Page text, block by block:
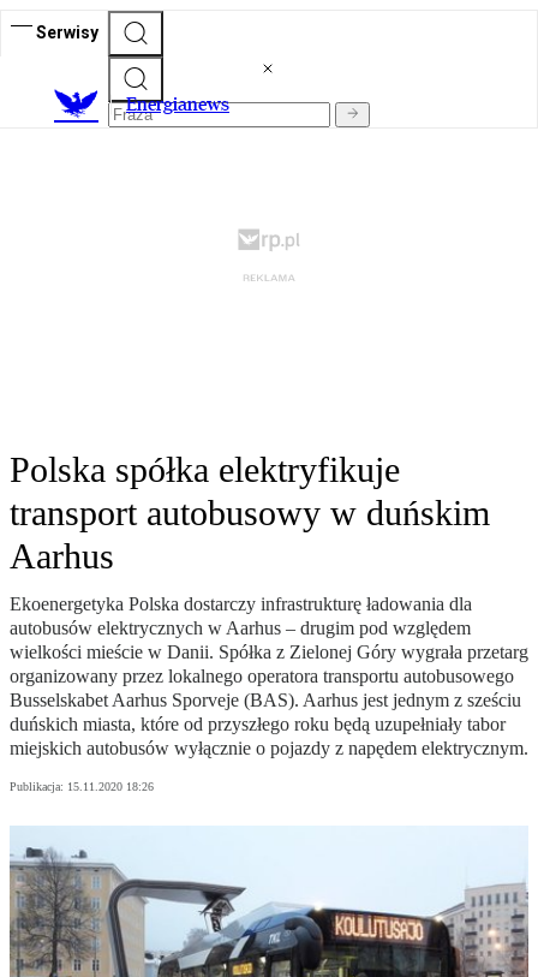
Serwisy
Energianews
Polska spółka elektryfikuje
transport autobusowy w duńskim
Aarhus
Ekoenergetyka Polska dostarczy infrastrukturę ładowania dla
autobusów elektrycznych w Aarhus – drugim pod względem
wielkości mieście w Danii. Spółka z Zielonej Góry wygrała przetarg
organizowany przez lokalnego operatora transportu autobusowego
Busselskabet Aarhus Sporveje (BAS). Aarhus jest jednym z sześciu
duńskich miasta, które od przyszłego roku będą uzupełniały tabor
miejskich autobusów wyłącznie o pojazdy z napędem elektrycznym.
Publikacja: 15.11.2020 18:26